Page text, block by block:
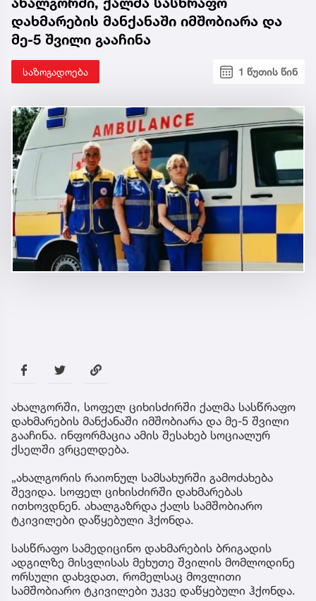
დახმარების მანქანაში იმშობიარა და
მე-5 შვილი გააჩინა
საზოგადოება 1 წუთის წინ
ახალგორში, სოფელ ციხისძირში ქალმა სასწრაფო
დახმარების მანქანაში იმშობიარა და მე-5 შვილი
გააჩინა. ინფორმაცია ამის შესახებ სოციალურ
ქსელში ვრცელდება.
„ახალგორის რაიონულ სამსახურში გამოძახება
შევიდა. სოფელ ციხისძირში დახმარებას
ითხოვდნენ. ახალგაზრდა ქალს სამშობიარო
ტკივილები დაწყებული ჰქონდა.
სასწრაფო სამედიცინო დახმარების ბრიგადის
ადგილზე მისვლისას მეხუთე შვილის მომლოდინე
ორსული დახვდათ, რომელსაც მოვლითი
სამშობიარო ტკივილები უკვე დაწყებული ჰქონდა.